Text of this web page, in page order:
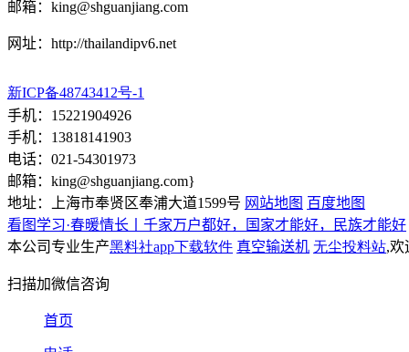
邮箱： king@shguanjiang.com
网址：http://thailandipv6.net
新ICP备48743412号-1
手机：15221904926
手机：13818141903
电话：021-54301973
邮箱： king@shguanjiang.com}
地址：上海市奉贤区奉浦大道1599号 网站地图 百度地图
看图学习·春暖情长丨千家万户都好，国家才能好，民族才能好
本公司专业生产黑料社app下载软件 真空输送机 无尘投料站,欢
扫描加微信咨询
首页